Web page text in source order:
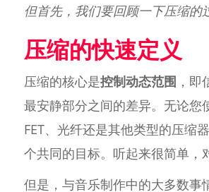
但首先，我们要回顾一下压缩的
压缩的快速定义
压缩的核心是控制动态范围 ，
最安静部分之间的差异。无论您
FET、光纤还是其他类型的压缩
个共同的目标。听起来很简单，
但是，与音乐制作中的大多数事